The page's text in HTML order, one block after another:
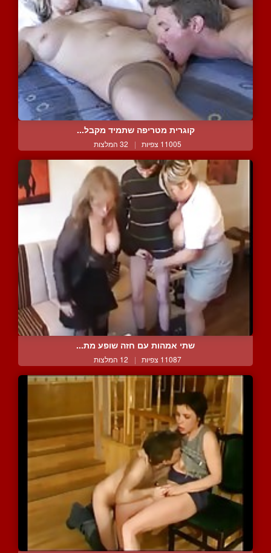
קוגרית מטריפה שתמיד מקבל...
11005 צפיות | 32 המלצות
שתי אמהות עם חזה שופע מת...
11087 צפיות | 12 המלצות